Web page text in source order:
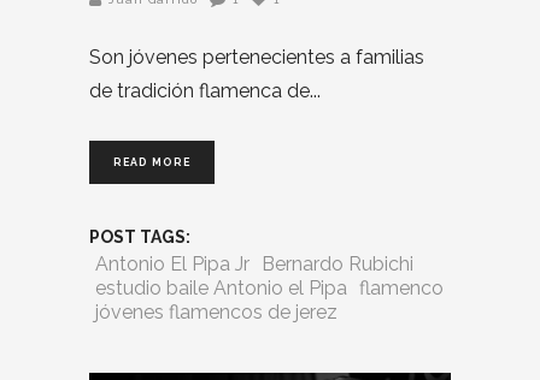
Son jóvenes pertenecientes a familias
de tradición flamenca de
READ MORE
POST TAGS:
Antonio El Pipa Jr
Bernardo Rubichi
estudio baile Antonio el Pipa flamenco
jóvenes flamencos de jerez